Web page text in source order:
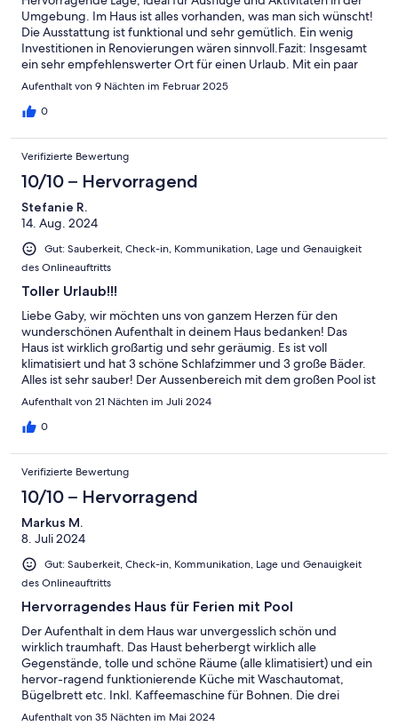
Umgebung. Im Haus ist alles vorhanden, was man sich wünscht!
Die Ausstattung ist funktional und sehr gemütlich. Ein wenig
Investitionen in Renovierungen wären sinnvoll.Fazit: Insgesamt
ein sehr empfehlenswerter Ort für einen Urlaub. Mit ein paar
kleinen Verbesserungen könnte es perfekt sein.
Aufenthalt von 9 Nächten im Februar 2025
0
Verifizierte Bewertung
10/10 – Hervorragend
Stefanie R.
14. Aug. 2024
Gut: Sauberkeit, Check-in, Kommunikation, Lage und Genauigkeit
des Onlineauftritts
Toller Urlaub!!!
Liebe Gaby, wir möchten uns von ganzem Herzen für den
wunderschönen Aufenthalt in deinem Haus bedanken! Das
Haus ist wirklich großartig und sehr geräumig. Es ist voll
klimatisiert und hat 3 schöne Schlafzimmer und 3 große Bäder.
Alles ist sehr sauber! Der Aussenbereich mit dem großen Pool ist
wunderbar gestaltet mit verschiedenen Sitzecken. Im Ort gibt
wunderschönen Strände im Umkreis. Es war rund um ein
Grüße Steffi und Familie
Aufenthalt von 21 Nächten im Juli 2024
0
Verifizierte Bewertung
10/10 – Hervorragend
Markus M.
8. Juli 2024
Gut: Sauberkeit, Check-in, Kommunikation, Lage und Genauigkeit
des Onlineauftritts
Hervorragendes Haus für Ferien mit Pool
Der Aufenthalt in dem Haus war unvergesslich schön und
wirklich traumhaft. Das Haust beherbergt wirklich alle
Gegenstände, tolle und schöne Räume (alle klimatisiert) und ein
hervor-ragend funktionierende Küche mit Waschautomat,
Bügelbrett etc. Inkl. Kaffeemaschine für Bohnen. Die drei
Sitzplätze mit Grilltisch und Liegestühle am Pool sind sehr schön
Aufenthalt von 35 Nächten im Mai 2024